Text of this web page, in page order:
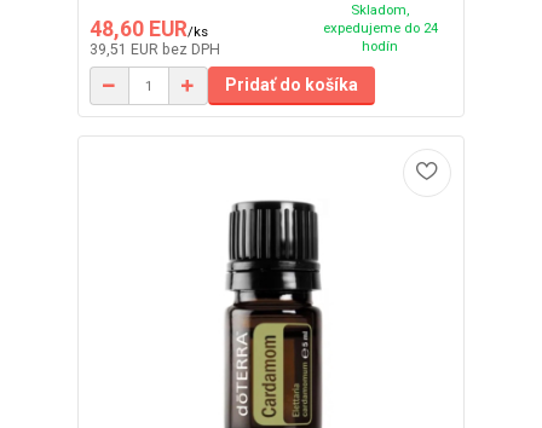
48,60 EUR/ks
39,51 EUR bez DPH
Skladom,
expedujeme do 24
hodín
Pridať do košíka